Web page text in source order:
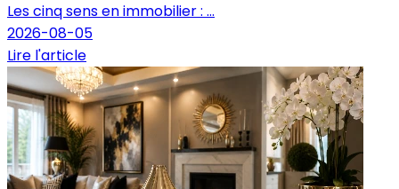
Les cinq sens en immobilier : ...
2026-08-05
Lire l'article